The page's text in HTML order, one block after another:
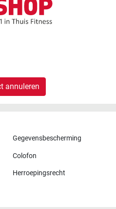
annuleren
Gegevensbescherming
Colofon
Herroepingsrecht